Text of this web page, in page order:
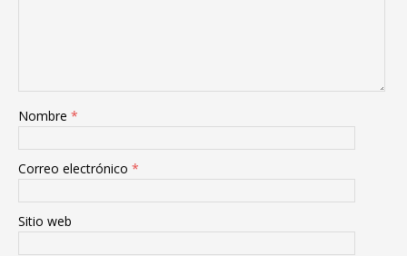
Nombre *
Correo electrónico *
Sitio web